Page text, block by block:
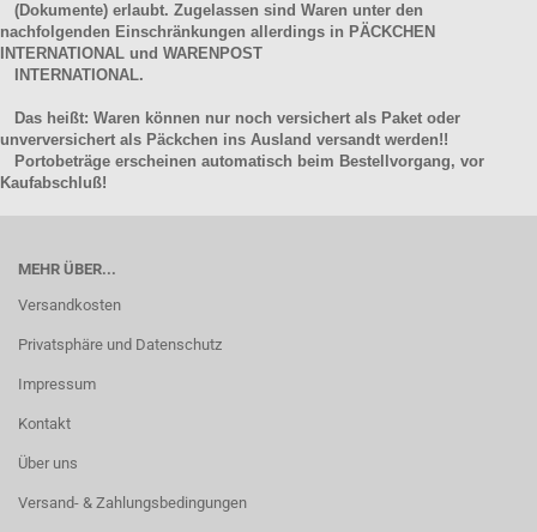
(Dokumente) erlaubt. Zugelassen sind Waren unter den
nachfolgenden Einschränkungen allerdings in PÄCKCHEN
INTERNATIONAL und WARENPOST
INTERNATIONAL.
Das heißt: Waren können nur noch versichert als Paket oder
unverversichert als Päckchen ins Ausland versandt werden!!
Portobeträge erscheinen automatisch beim Bestellvorgang, vor
Kaufabschluß!
MEHR ÜBER...
Versandkosten
Privatsphäre und Datenschutz
Impressum
Kontakt
Über uns
Versand- & Zahlungsbedingungen